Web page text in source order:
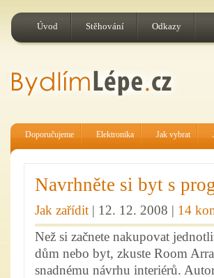
Úvod Stěhování Odkazy
Doporučujeme Elektronika Jak vybrat
Navrhněte si byt s
Jak zařídit | 12. 12. 2008 | 14
Než si začnete nakupovat
dům nebo byt, zkuste Room
snadnému návrhu interiérů.